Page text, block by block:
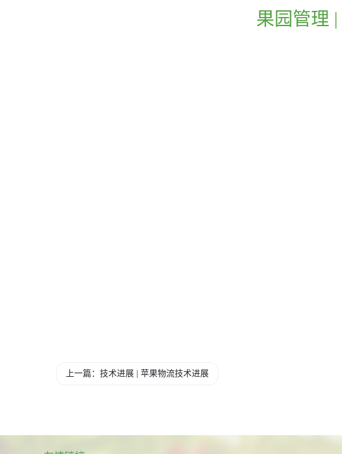
果园管理 |
上一篇：技术进展 | 苹果物流技术进展